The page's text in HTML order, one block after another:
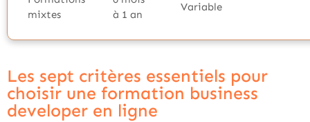
mixtes
à 1 an
Variable
Les sept critères essentiels pour
choisir une formation business
developer en ligne